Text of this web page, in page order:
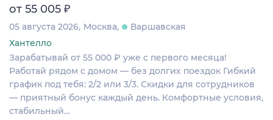
от 55 005 ₽
05 августа 2026 Москва
Варшавская
Хантелло
Зарабатывай от 55 000 ₽ уже с первого месяца!
Работай рядом с домом — без долгих поездок Гибкий
график под тебя: 2/2 или 3/3. Скидки для сотрудников
— приятный бонус каждый день. Комфортные условия,
стабильный…